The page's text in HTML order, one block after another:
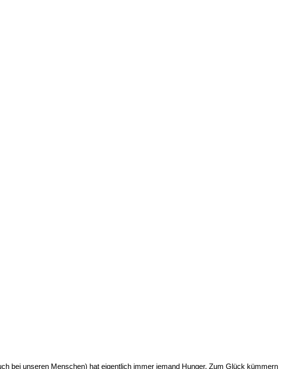
bei unseren Menschen) hat eigentlich immer jemand Hunger. Zum Glück kümmern